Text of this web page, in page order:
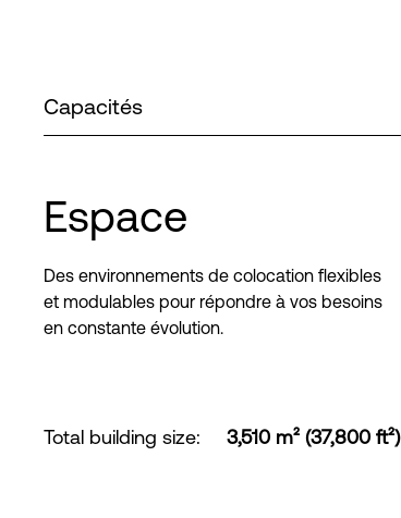
Capacités
Espace
Des environnements de colocation flexibles
et modulables pour répondre à vos besoins
en constante évolution.
Total building size: 3,510 m² (37,800 ft²)